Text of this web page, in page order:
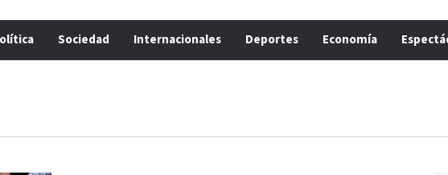
Sociedad Internacionales Deportes Economía